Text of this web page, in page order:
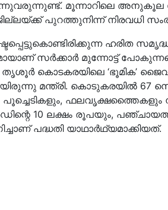
മൂന്നാറിലെ
പുറത്തുനിന്ന് നിരവധി
ഹരിത
സർക്കാർ മുന്നോട്ട്
കൊടകരയിലെ ‘ഭൂമിക’
മന്ത്രി. കൊടുകരയിൽ
ഫലവൃക്ഷത്തൈകളും
10 ലക്ഷം രൂപയും,
പദ്ധതി യാഥാര്‍ഥ്യമാക്കിയത്.